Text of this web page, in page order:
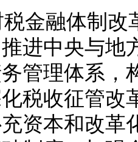
融体制改
进中央与地
管理体系，
税收征管改
资本和改革